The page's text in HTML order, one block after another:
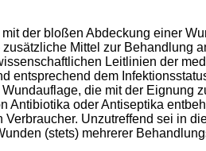
der bloßen Abdeckung einer
Mittel zur Behandlung
Leitlinien der
entsprechend dem
die mit der Eignung
oder Antiseptika
Unzutreffend sei in
(stets) mehrerer